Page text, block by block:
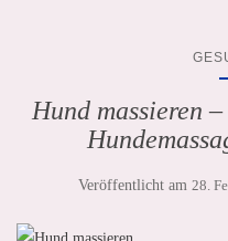
Hund massieren
Veröffentlicht am 28.